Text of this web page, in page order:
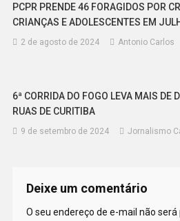
PCPR PRENDE 46 FORAGIDOS POR
CRIANÇAS E ADOLESCENTES EM
2 de agosto de 2024 Antonio Carlos
6ª CORRIDA DO FOGO LEVA MAIS DE
RUAS DE CURITIBA
9 de setembro de 2024 Jornalismo
Deixe um comentário
O seu endereço de e-mail não será